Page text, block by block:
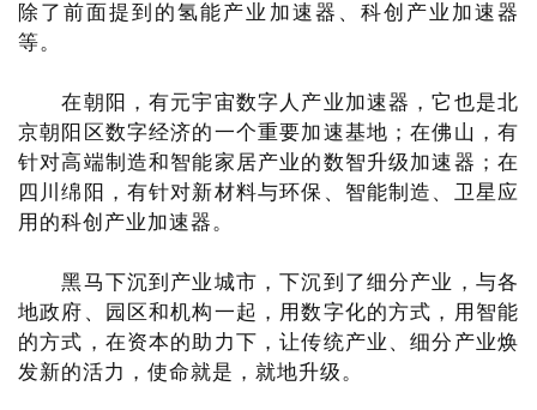
除了前面提到的氢能产业加速器、科创产业加速器
等。
在朝阳，有元宇宙数字人产业加速器，它也是北
京朝阳区数字经济的一个重要加速基地；在佛山，有
针对高端制造和智能家居产业的数智升级加速器；在
四川绵阳，有针对新材料与环保、智能制造、卫星应
用的科创产业加速器。
黑马下沉到产业城市，下沉到了细分产业，与各
地政府、园区和机构一起，用数字化的方式，用智能
的方式，在资本的助力下，让传统产业、细分产业焕
发新的活力，使命就是，就地升级。